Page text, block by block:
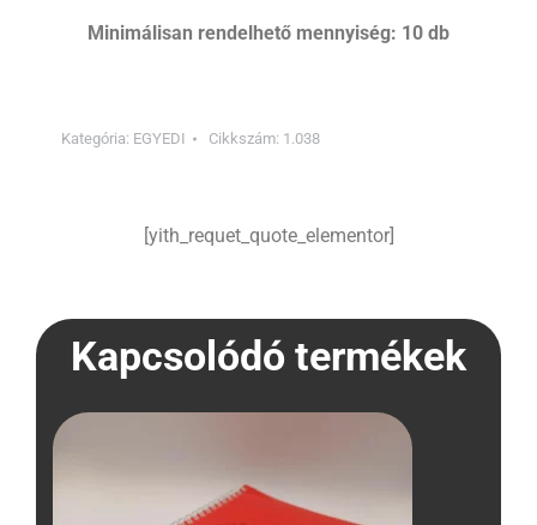
Minimálisan rendelhető mennyiség: 10 db
Kategória: EGYEDI Cikkszám: 1.038
[yith_requet_quote_elementor]
Kapcsolódó termékek